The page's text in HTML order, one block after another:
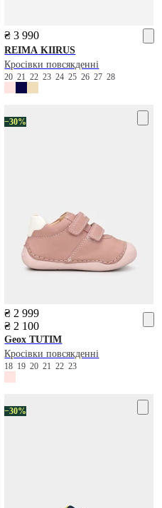
₴ 3 990
REIMA KIIRUS
Кросівки повсякденні
202122232425262728
−30%
₴ 2 999
₴ 2 100
Geox TUTIM
Кросівки повсякденні
18 1920212223
−30%